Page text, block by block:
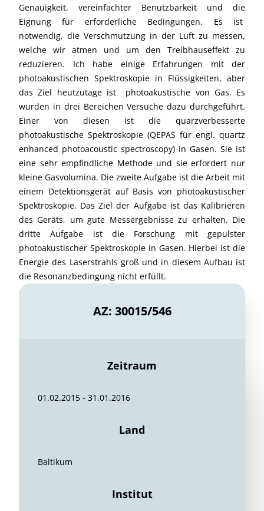
Genauigkeit, vereinfachter Benutzbarkeit und die
Eignung für erforderliche Bedingungen. Es ist
notwendig, die Verschmutzung in der Luft zu messen,
welche wir atmen und um den Treibhauseffekt zu
reduzieren. Ich habe einige Erfahrungen mit der
photoakustischen Spektroskopie in Flüssigkeiten, aber
das Ziel heutzutage ist photoakustische von Gas. Es
wurden in drei Bereichen Versuche dazu durchgeführt.
Einer von diesen ist die quarzverbesserte
photoakustische Spektroskopie (QEPAS für engl. quartz
enhanced photoacoustic spectroscopy) in Gasen. Sie ist
eine sehr empfindliche Methode und sie erfordert nur
kleine Gasvolumina. Die zweite Aufgabe ist die Arbeit mit
einem Detektionsgerät auf Basis von photoakustischer
Spektroskopie. Das Ziel der Aufgabe ist das Kalibrieren
des Geräts, um gute Messergebnisse zu erhalten. Die
dritte Aufgabe ist die Forschung mit gepulster
photoakustischer Spektroskopie in Gasen. Hierbei ist die
Energie des Laserstrahls groß und in diesem Aufbau ist
die Resonanzbedingung nicht erfüllt.
AZ: 30015/546
Zeitraum
01.02.2015 - 31.01.2016
Land
Baltikum
Institut